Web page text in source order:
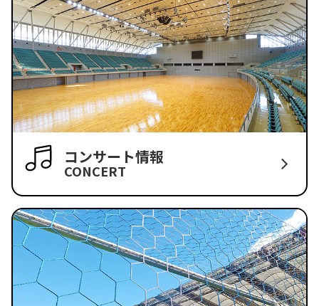
コンサート情報
CONCERT